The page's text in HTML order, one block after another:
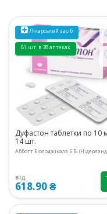
Лікарський засіб
81 шт. в 38 аптеках
Дуфастон таблетки по 10
14 шт.
Абботт Біолоджікалз Б.В.
від
618.90 ₴